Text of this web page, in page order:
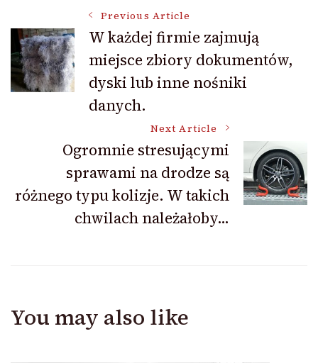
Post
Navigation
Previous Article
W każdej firmie zajmują
miejsce zbiory dokumentów,
dyski lub inne nośniki
danych.
Next Article
Ogromnie stresującymi
sprawami na drodze są
różnego typu kolizje. W takich
chwilach należałoby…
You may also like